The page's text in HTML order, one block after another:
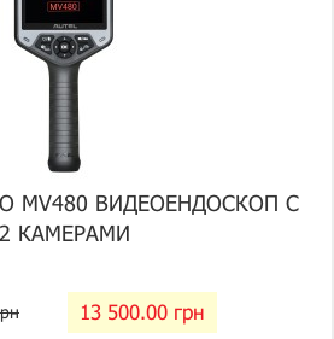
MV480 ВИДЕОЕНДОСКОП С
2 КАМЕРАМИ
13 500.00 грн